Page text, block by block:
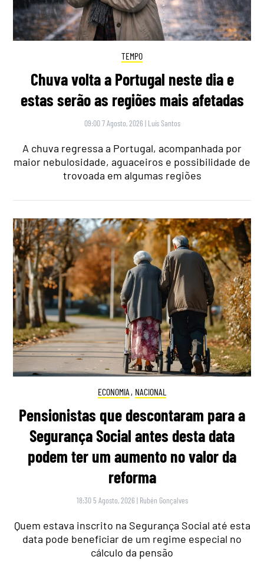
TEMPO
Chuva volta a Portugal neste dia e
estas serão as regiões mais afetadas
09:00 7 Agosto, 2026 | Luís Santos
A chuva regressa a Portugal, acompanhada por
maior nebulosidade, aguaceiros e possibilidade de
trovoada em algumas regiões
ECONOMIA , NACIONAL
Pensionistas que descontaram para a
Segurança Social antes desta data
podem ter um aumento no valor da
reforma
18:30 5 Agosto, 2026 | Rubén Gonçalves
Quem estava inscrito na Segurança Social até esta
data pode beneficiar de um regime especial no
cálculo da pensão